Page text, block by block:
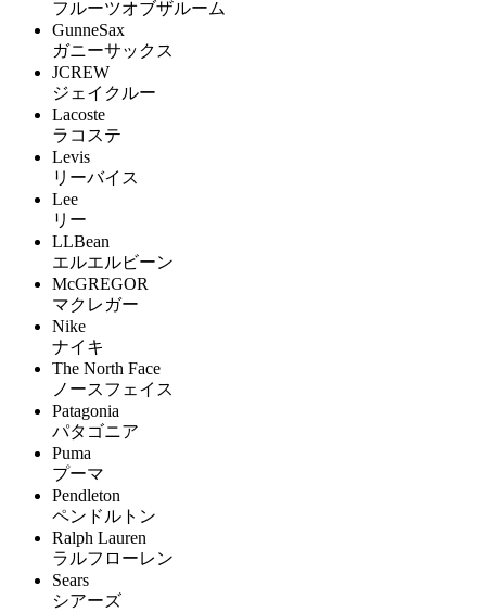
フルーツオブザルーム
GunneSax
ガニーサックス
JCREW
ジェイクルー
Lacoste
ラコステ
Levis
リーバイス
Lee
リー
LLBean
エルエルビーン
McGREGOR
マクレガー
Nike
ナイキ
The North Face
ノースフェイス
Patagonia
パタゴニア
Puma
プーマ
Pendleton
ペンドルトン
Ralph Lauren
ラルフローレン
Sears
シアーズ